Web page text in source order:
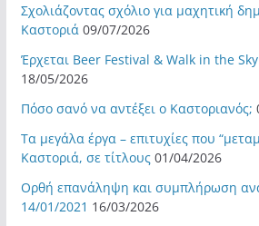
Σχολιάζοντας σχόλιο για μαχητική
Καστοριά 09/07/2026
Έρχεται Beer Festival & Walk in the
18/05/2026
Πόσο σανό να αντέξει ο Καστοριανός;
Τα μεγάλα έργα – επιτυχίες που
Καστοριά, σε τίτλους 01/04/2026
Ορθή επανάληψη και συμπλήρωση
14/01/2021 16/03/2026